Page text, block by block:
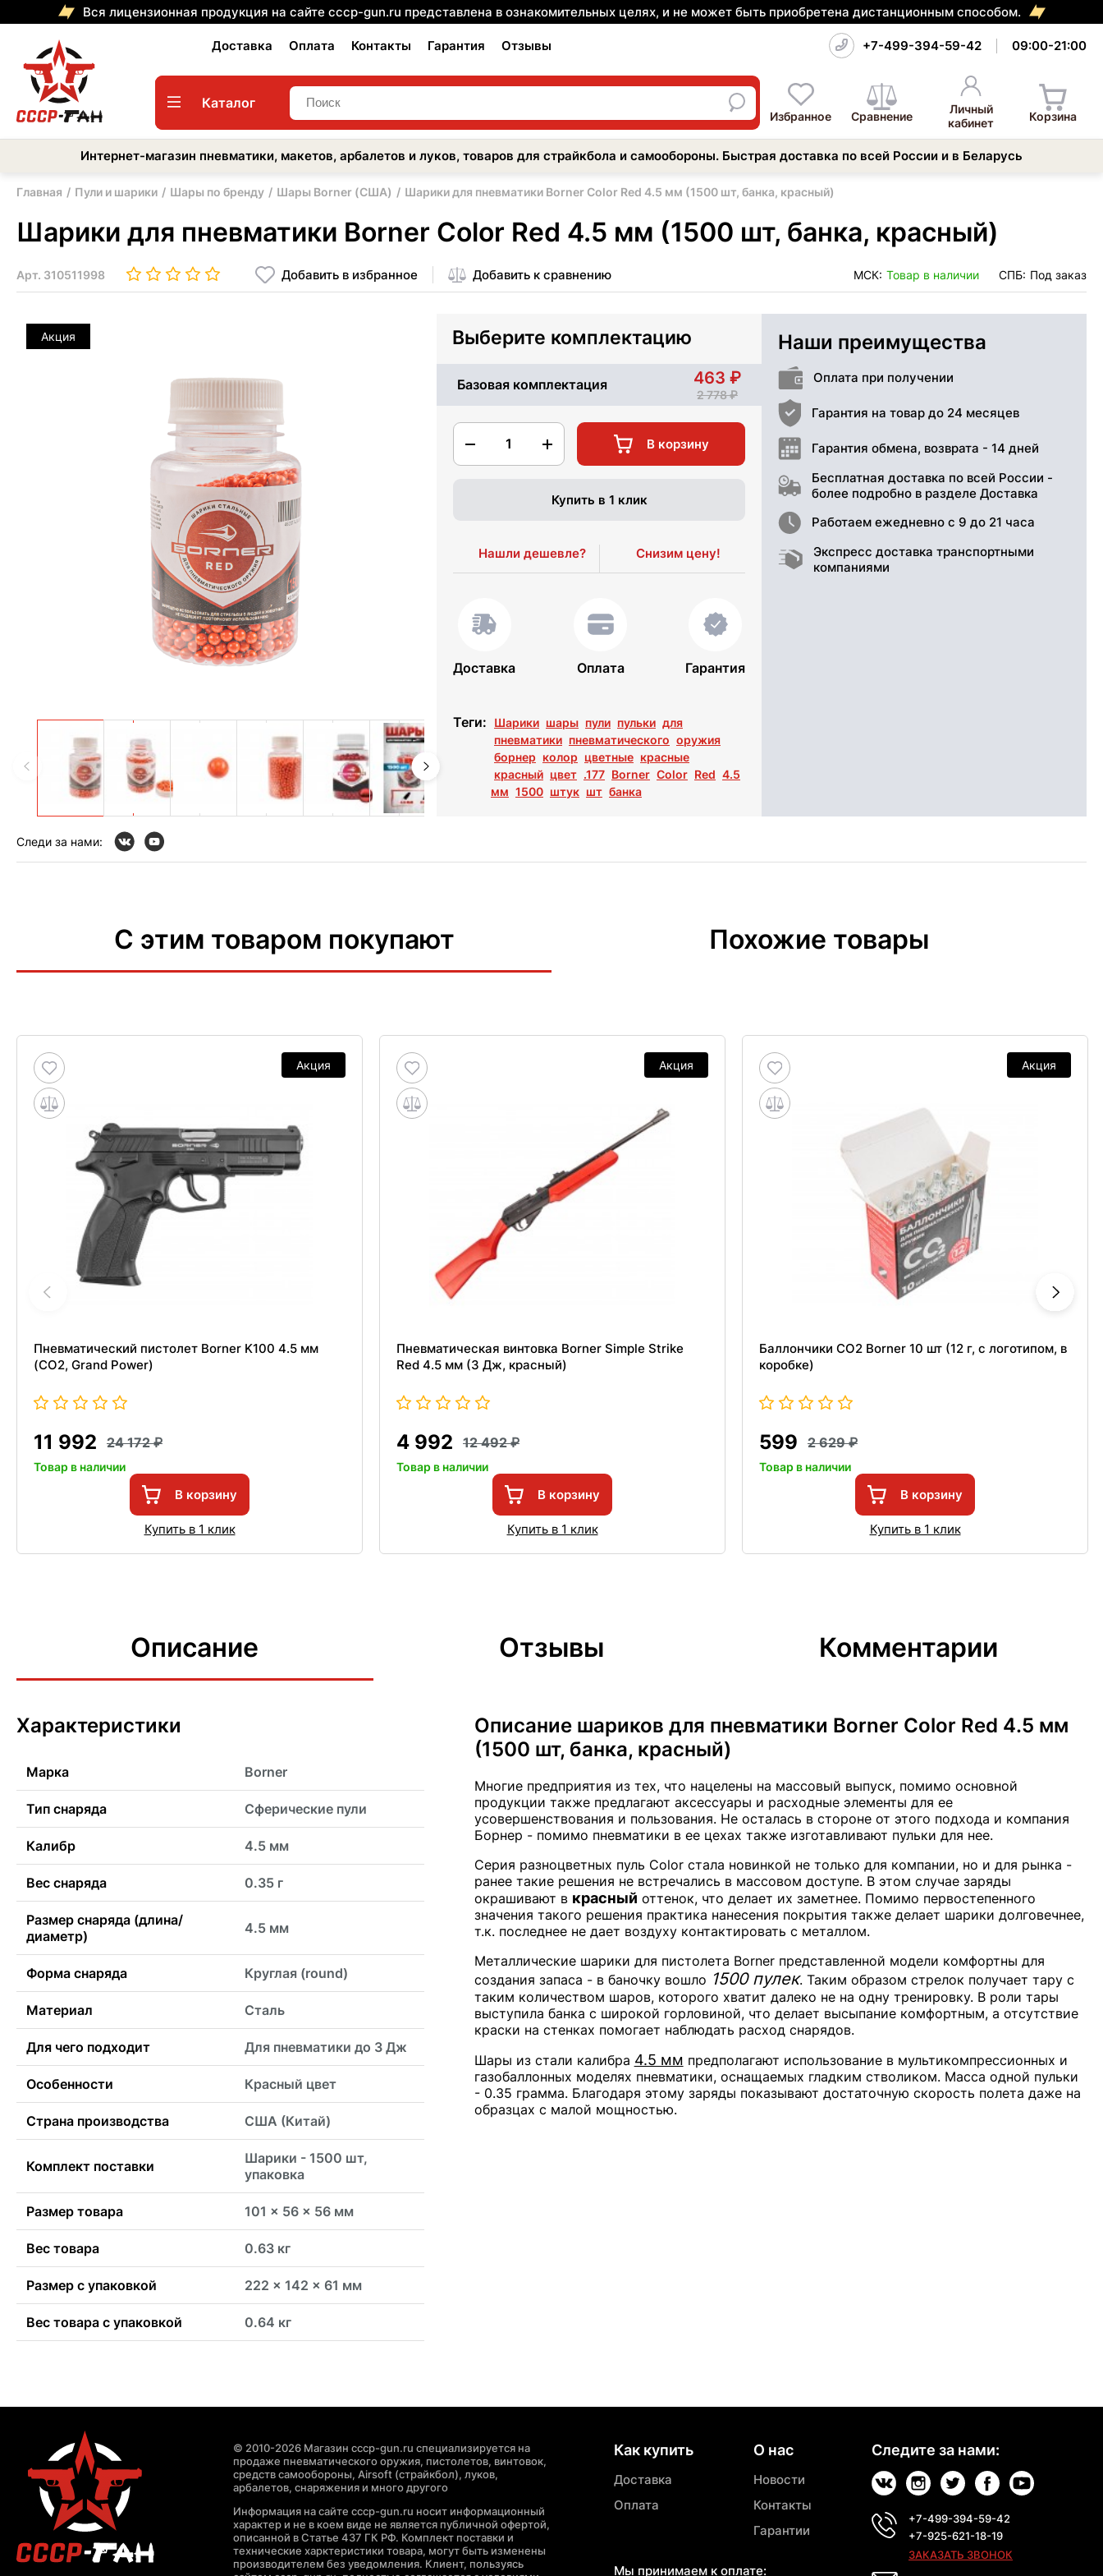
Вся лицензионная продукция на сайте cccp-gun.ru представлена в ознакомительных целях, и не может быть приобретена дистанционным способом.
Доставка Оплата Контакты Гарантия Отзывы +7-499-394-59-42 09:00-21:00
Каталог
Избранное Сравнение
Личный
кабинет
Корзина
Интернет-магазин пневматики, макетов, арбалетов и луков, товаров для страйкбола и самообороны. Быстрая доставка по всей России и в Беларусь
Главная Пули и шарики Шары по бренду Шары Borner (США) Шарики для пневматики Borner Color Red 4.5 мм (1500 шт, банка, красный)
Шарики для пневматики Borner Color Red 4.5 мм (1500 шт, банка, красный)
Арт. 310511998 Добавить в избранное Добавить к сравнению МСК: Товар в наличии СПБ: Под заказ
Акция Выберите комплектацию
Базовая комплектация 463
2 778
1 В корзину
Купить в 1 клик
Нашли дешевле? Снизим цену!
Доставка Оплата Гарантия
Теги: Шарики шары пули пульки для
пневматики пневматического оружия
борнер колор цветные красные
красный цвет .177 Borner Color Red 4.5
мм 1500 штук шт банка
Наши преимущества
Оплата при получении
Гарантия на товар до 24 месяцев
Гарантия обмена, возврата - 14 дней
Бесплатная доставка по всей России -
более подробно в разделе Доставка
Работаем ежедневно с 9 до 21 часа
Экспресс доставка транспортными
компаниями
Следи за нами:
С этим товаром покупают Похожие товары
Акция
Пневматический пистолет Borner K100 4.5 мм
(CO2, Grand Power)
11 992 24 172
Товар в наличии
В корзину
Купить в 1 клик
Акция
Пневматическая винтовка Borner Simple Strike
Red 4.5 мм (3 Дж, красный)
4 992 12 492
Товар в наличии
В корзину
Купить в 1 клик
Акция
Баллончики CO2 Borner 10 шт (12 г, с логотипом, в
коробке)
599 2 629
Товар в наличии
В корзину
Купить в 1 клик
Описание Отзывы Комментарии
Характеристики
Марка Borner
Тип снаряда Сферические пули
Калибр 4.5 мм
Вес снаряда 0.35 г
Размер снаряда (длина/
диаметр)
4.5 мм
Форма снаряда Круглая (round)
Материал Сталь
Для чего подходит Для пневматики до 3 Дж
Особенности Красный цвет
Страна производства США (Китай)
Комплект поставки
Шарики - 1500 шт,
упаковка
Размер товара 101 x 56 x 56 мм
Вес товара 0.63 кг
Размер с упаковкой 222 x 142 x 61 мм
Вес товара с упаковкой 0.64 кг
Описание шариков для пневматики Borner Color Red 4.5 мм
(1500 шт, банка, красный)
Многие предприятия из тех, что нацелены на массовый выпуск, помимо основной
продукции также предлагают аксессуары и расходные элементы для ее
усовершенствования и пользования. Не осталась в стороне от этого подхода и компания
Борнер - помимо пневматики в ее цехах также изготавливают пульки для нее.
Серия разноцветных пуль Color стала новинкой не только для компании, но и для рынка -
ранее такие решения не встречались в массовом доступе. В этом случае заряды
окрашивают в красный оттенок, что делает их заметнее. Помимо первостепенного
значения такого решения практика нанесения покрытия также делает шарики долговечнее,
т.к. последнее не дает воздуху контактировать с металлом.
Металлические шарики для пистолета Borner представленной модели комфортны для
создания запаса - в баночку вошло 1500 пулек. Таким образом стрелок получает тару с
таким количеством шаров, которого хватит далеко не на одну тренировку. В роли тары
выступила банка с широкой горловиной, что делает высыпание комфортным, а отсутствие
краски на стенках помогает наблюдать расход снарядов.
Шары из стали калибра 4.5 мм предполагают использование в мультикомпрессионных и
газобаллонных моделях пневматики, оснащаемых гладким стволиком. Масса одной пульки
- 0.35 грамма. Благодаря этому заряды показывают достаточную скорость полета даже на
образцах с малой мощностью.
© 2010-2026 Магазин cccp-gun.ru специализируется на
продаже пневматического оружия, пистолетов, винтовок,
средств самообороны, Airsoft (страйкбол), луков,
арбалетов, снаряжения и много другого
Информация на сайте cccp-gun.ru носит информационный
характер и не в коем виде не является публичной офертой,
описанной в Статье 437 ГК РФ. Комплект поставки и
технические харктеристики товара, могут быть изменены
производителем без уведомления. Клиент, пользуясь
Как купить
Доставка
Оплата
Мы принимаем к оплате:
О нас
Новости
Контакты
Гарантии
Следите за нами:
+7-499-394-59-42
+7-925-621-18-19
ЗАКАЗАТЬ ЗВОНОК